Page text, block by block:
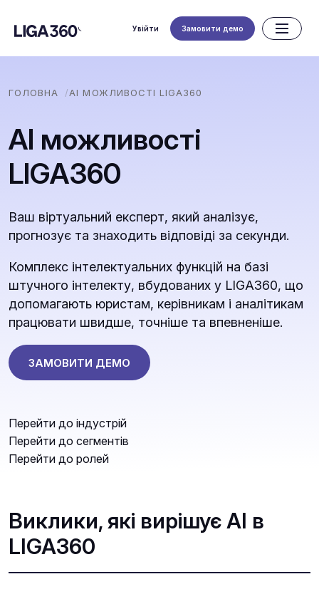
Увійти Замовити демо
ГОЛОВНА AI МОЖЛИВОСТІ LIGA360
AI можливості
LIGA360
Ваш віртуальний експерт, який аналізує,
прогнозує та знаходить відповіді за секунди.
Комплекс інтелектуальних функцій на базі
штучного інтелекту, вбудованих у LIGA360, що
допомагають юристам, керівникам і аналітикам
працювати швидше, точніше та впевненіше.
ЗАМОВИТИ ДЕМО
Перейти до індустрій
Перейти до сегментів
Перейти до ролей
Виклики, які вирішує AI в
LIGA360